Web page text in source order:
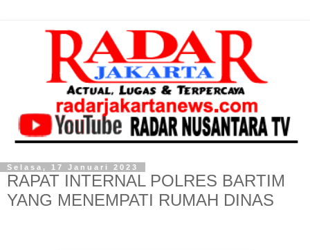
Selasa, 17 Januari 2023
RAPAT INTERNAL POLRES BARTIM
YANG MENEMPATI RUMAH DINAS